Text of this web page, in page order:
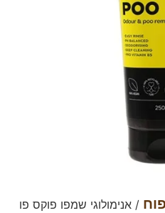
/ אנימולוגי שמפו פוקס פו